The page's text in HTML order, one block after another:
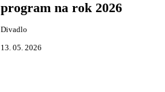
program na rok 2026
Divadlo
13. 05. 2026